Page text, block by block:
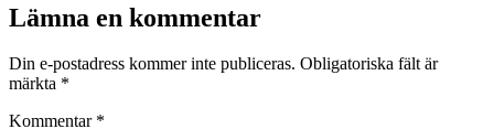
Lämna en kommentar
Din e-postadress kommer inte publiceras. Obligatoriska fält är
märkta *
Kommentar *